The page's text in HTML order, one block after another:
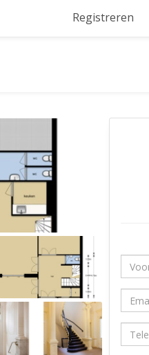
Registreren